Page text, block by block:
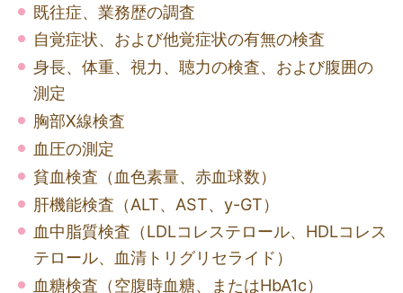
既往症、業務歴の調査
自覚症状、および他覚症状の有無の検査
身長、体重、視力、聴力の検査、および腹囲の
測定
胸部X線検査
血圧の測定
貧血検査（血色素量、赤血球数）
肝機能検査（ALT、AST、y-GT）
血中脂質検査（LDLコレステロール、HDLコレス
テロール、血清トリグリセライド）
血糖検査（空腹時血糖、またはHbA1c）